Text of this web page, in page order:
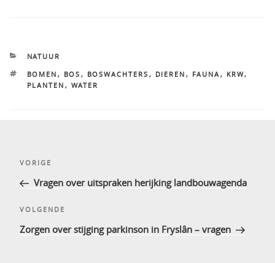
CATEGORIEËN
NATUUR
TAGS
BOMEN , BOS , BOSWACHTERS , DIEREN , FAUNA, KRW,
PLANTEN , WATER
Bericht
Vorig
bericht
VORIGE
Vragen over uitspraken herijking landbouwagenda
Volgend
bericht
VOLGENDE
Zorgen over stijging parkinson in Fryslân – vragen